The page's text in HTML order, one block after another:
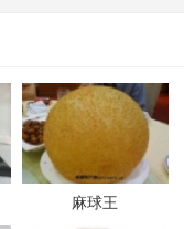
麻球王